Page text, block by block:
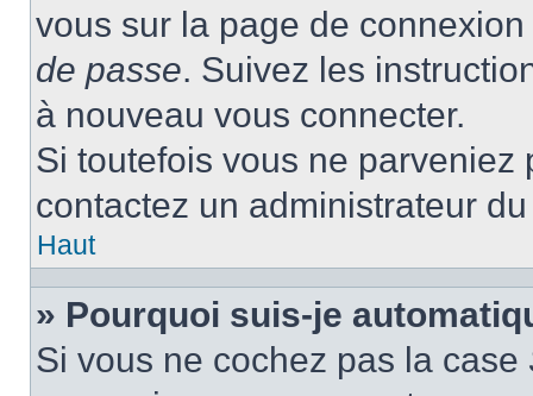
vous sur la page de
de passe. Suivez les
à nouveau vous connecter.
Si toutefois vous ne
contactez un administrateur
Haut
» Pourquoi suis-je
Si vous ne cochez pas la case